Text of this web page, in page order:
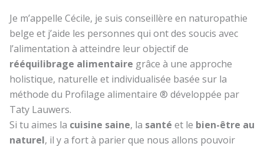
Je m’appelle Cécile, je suis conseillère en naturopathie
belge et j’aide les personnes qui ont des soucis avec
l’alimentation à atteindre leur objectif de
rééquilibrage alimentaire grâce à une approche
holistique, naturelle et individualisée basée sur la
méthode du Profilage alimentaire ® développée par
Taty Lauwers.
Si tu aimes la cuisine saine, la santé et le bien-être au
naturel, il y a fort à parier que nous allons pouvoir